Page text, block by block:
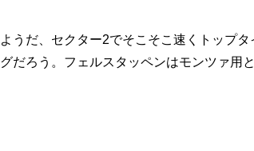
うだ、セクター2でそこそこ速くトップタ
だろう。フェルスタッペンはモンツァ用